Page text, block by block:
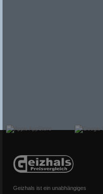
Geizhals ist ein unabhängiges